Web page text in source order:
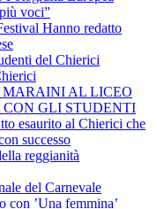
voci”
Hanno redatto
del Chierici
MARAINI AL LICEO
GLI STUDENTI
esaurito al Chierici che
successo
reggianità
del Carnevale
con ’Una femmina’